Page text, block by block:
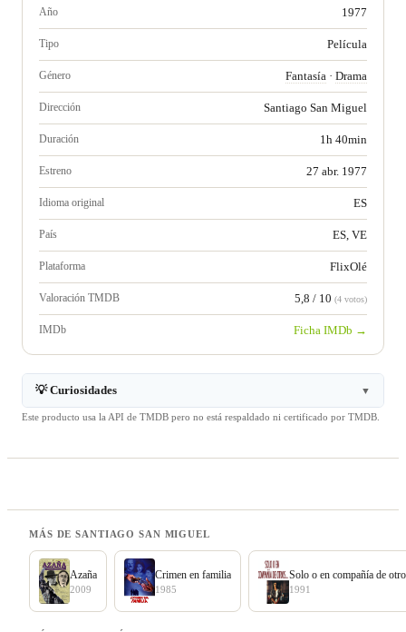
Año 1977
Tipo Película
Género Fantasía · Drama
Dirección Santiago San Miguel
Duración 1h 40min
Estreno 27 abr. 1977
Idioma original ES
País ES, VE
Plataforma FlixOlé
Valoración TMDB 5,8 / 10 (4 votos)
IMDb Ficha IMDb →
💡 Curiosidades ▼
Este producto usa la API de TMDB pero no está respaldado ni certificado por TMDB.
MÁS DE SANTIAGO SAN MIGUEL
Azaña
2009
Crimen en familia
1985
Solo o en compañía de
1991